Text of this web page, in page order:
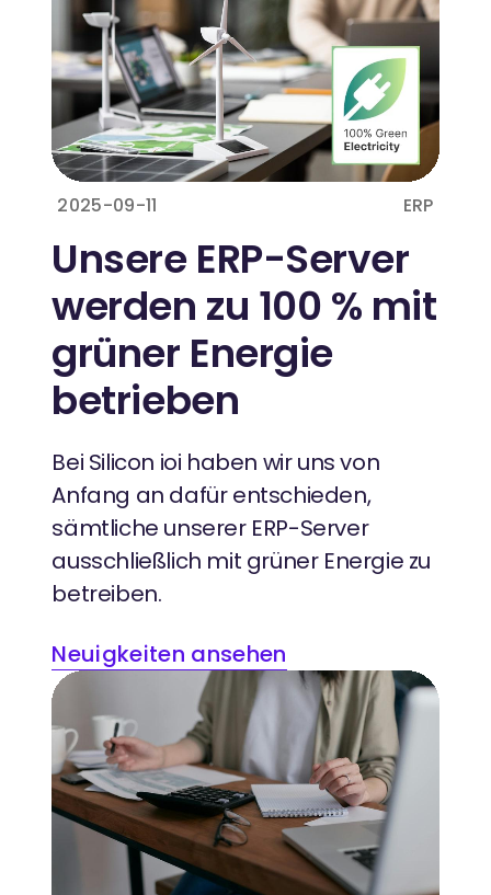
2025-09-11 ERP
Unsere ERP-Server
werden zu 100 % mit
grüner Energie
betrieben
Bei Silicon ioi haben wir uns von
Anfang an dafür entschieden,
sämtliche unserer ERP-Server
ausschließlich mit grüner Energie zu
betreiben.
Neuigkeiten ansehen